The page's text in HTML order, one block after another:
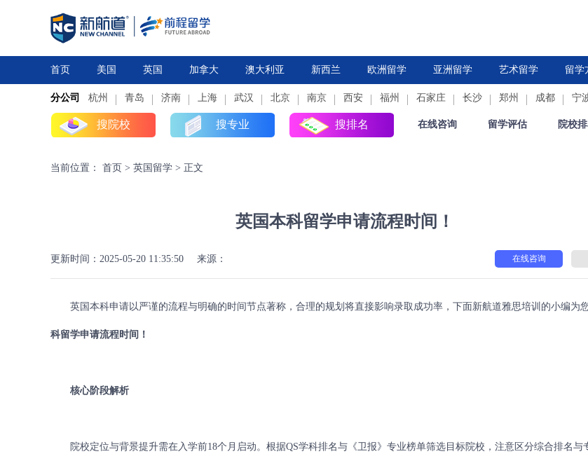
首页 美国
研究生 本科 高中
英国
研究生 本科 高中
加拿大 澳大利亚 新西兰 欧洲留学
德国 法国 荷兰 西班牙 意大
亚洲留学
中国香港 新加坡 日本
艺术留学 留学
分公司 杭州 青岛 济南 上海 武汉 北京 南京 西安 福州 石家庄 长沙 郑州 成都 宁
搜院校 搜专业 搜排名 在线咨询 留学评估 院校
当前位置： 首页 > 英国留学 > 正文
英国本科留学申请流程时间！
更新时间：2025-05-20 11:35:50 来源： 在线咨询
英国本科申请以严谨的流程与明确的时间节点著称，合理的规划将直接影响录取成功率，下面新航道雅思培训 的小编为
科留学申请流程时间！
核心阶段解析
院校定位与背景提升需在入学前18个月启动。根据QS学科排名与《卫报》专业榜单筛选目标院校，注意区分综合排名与